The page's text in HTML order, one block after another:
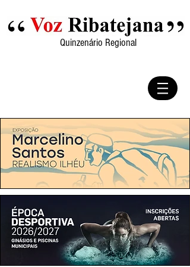
Quinzenário Regional